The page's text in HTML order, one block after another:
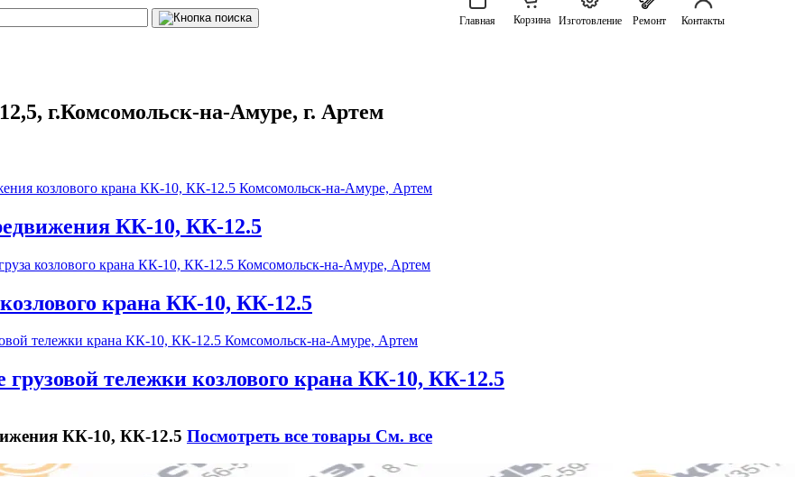
Главная Корзина Изготовление Ремонт Контакты
г.Комсомольск-на-Амуре, г. Артем
КК-10, КК-12.5
крана КК-10, КК-12.5
грузовой тележки козлового крана КК-10, КК-12.5
КК-10, КК-12.5 Посмотреть все товары См. все